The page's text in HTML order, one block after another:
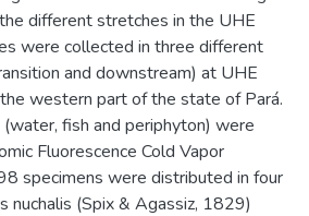
different stretches in the UHE
were collected in three different
and downstream) at UHE
western part of the state of Pará.
fish and periphyton) were
Fluorescence Cold Vapor
specimens were distributed in four
nuchalis (Spix & Agassiz, 1829)